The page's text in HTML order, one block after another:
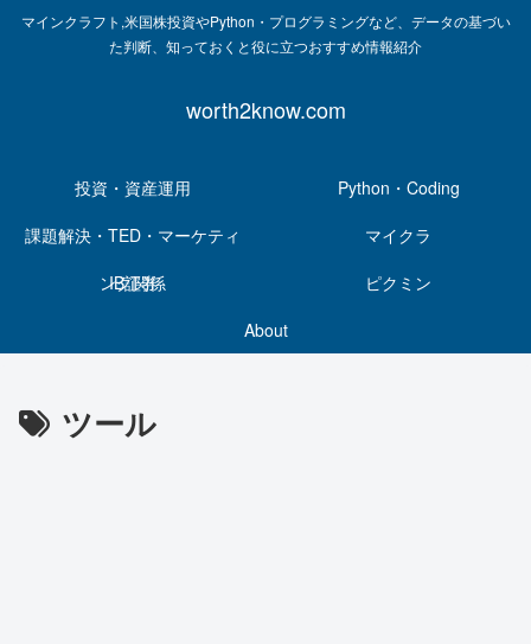
マインクラフト,米国株投資やPython・プログラミングなど、データの基づい
た判断、知っておくと役に立つおすすめ情報紹介
worth2know.com
投資・資産運用
Python・Coding
課題解決・TED・マーケティ
ング関係
マイクラ
IB証券
ピクミン
About
ツール